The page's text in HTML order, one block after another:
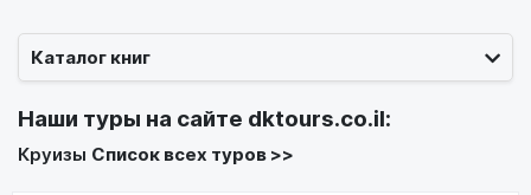
Каталог книг
Наши туры на сайте dktours.co.il:
Круизы Список всех туров >>